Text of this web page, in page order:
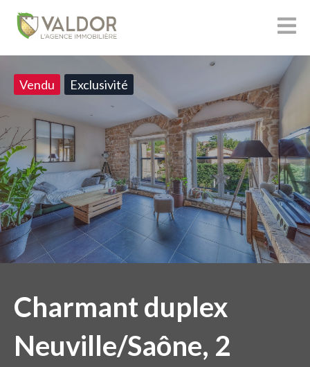
Vendu Exclusivité
Charmant duplex
Neuville/Saône, 2